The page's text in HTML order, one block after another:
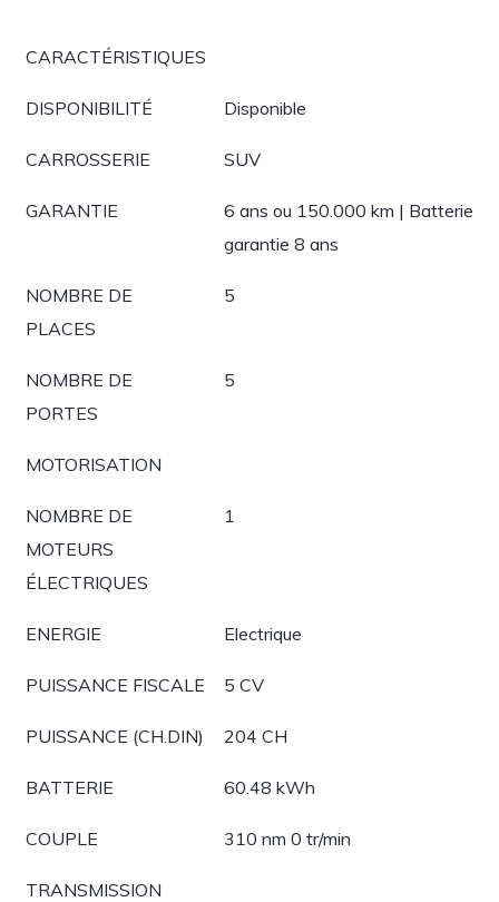
CARACTÉRISTIQUES
DISPONIBILITÉ Disponible
CARROSSERIE SUV
GARANTIE
6 ans ou 150.000 km | Batterie
garantie 8 ans
NOMBRE DE
PLACES
5
NOMBRE DE
PORTES
5
MOTORISATION
NOMBRE DE
MOTEURS
ÉLECTRIQUES
1
ENERGIE Electrique
PUISSANCE FISCALE 5 CV
PUISSANCE (CH.DIN) 204 CH
BATTERIE 60.48 kWh
COUPLE 310 nm 0 tr/min
TRANSMISSION